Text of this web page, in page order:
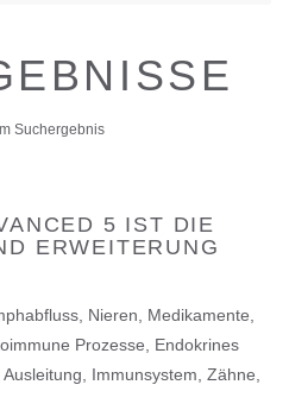
Suchergebnis
5 IST DIE
ERWEITERUNG
Nieren, Medikamente,
Prozesse, Endokrines
Immunsystem, Zähne,